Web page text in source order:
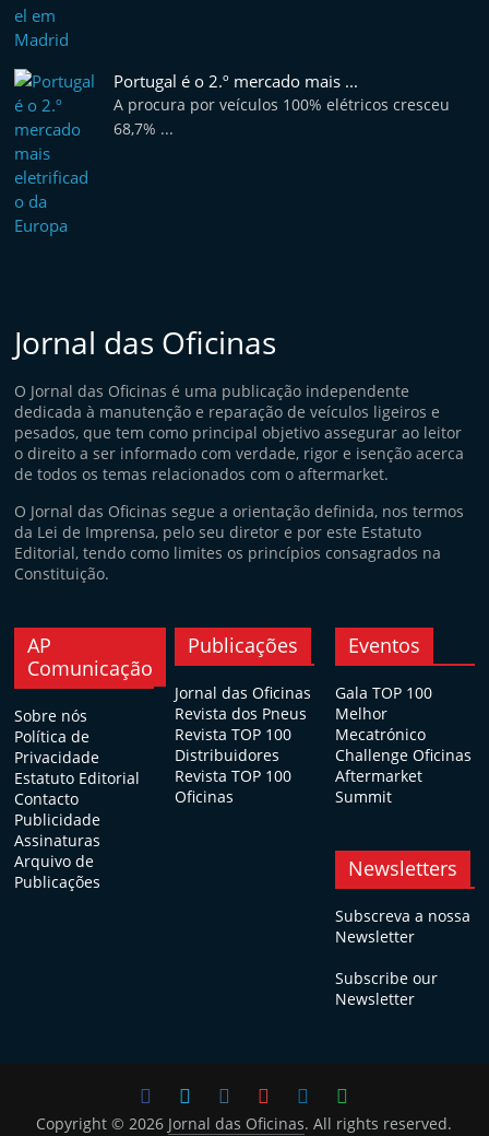
Portugal é o 2.º mercado mais ...
A procura por veículos 100% elétricos cresceu
68,7% ...
Jornal das Oficinas
O Jornal das Oficinas é uma publicação independente
dedicada à manutenção e reparação de veículos ligeiros e
pesados, que tem como principal objetivo assegurar ao leitor
o direito a ser informado com verdade, rigor e isenção acerca
de todos os temas relacionados com o aftermarket.
O Jornal das Oficinas segue a orientação definida, nos termos
da Lei de Imprensa, pelo seu diretor e por este Estatuto
Editorial, tendo como limites os princípios consagrados na
Constituição.
AP
Comunicação
Sobre nós
Política de
Privacidade
Estatuto Editorial
Contacto
Publicidade
Assinaturas
Arquivo de
Publicações
Publicações
Jornal das Oficinas
Revista dos Pneus
Revista TOP 100
Distribuidores
Revista TOP 100
Oficinas
Eventos
Gala TOP 100
Melhor
Mecatrónico
Challenge Oficinas
Aftermarket
Summit
Newsletters
Subscreva a nossa
Newsletter
Subscribe our
Newsletter
Copyright © 2026 Jornal das Oficinas. All rights reserved.